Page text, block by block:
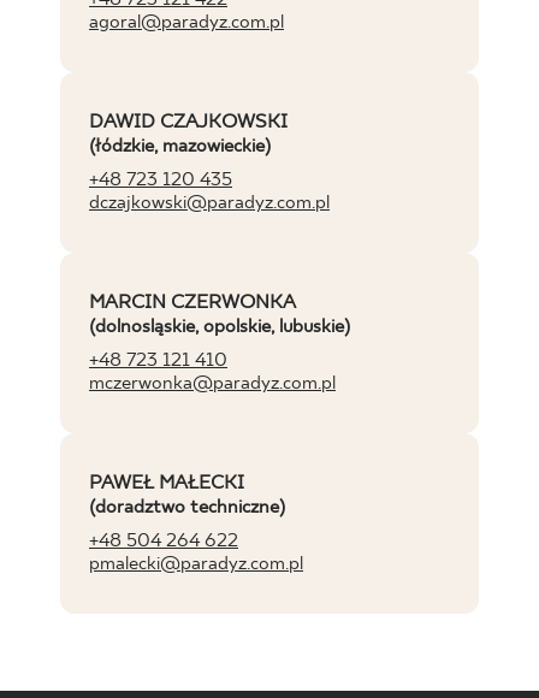
agoral@paradyz.com.pl
DAWID CZAJKOWSKI
(łódzkie, mazowieckie)
+48 723 120 435
dczajkowski@paradyz.com.pl
MARCIN CZERWONKA
(dolnosląskie, opolskie, lubuskie)
+48 723 121 410
mczerwonka@paradyz.com.pl
PAWEŁ MAŁECKI
(doradztwo techniczne)
+48 504 264 622
pmalecki@paradyz.com.pl